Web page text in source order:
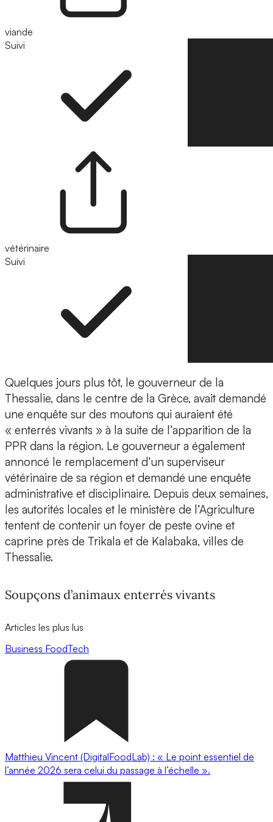
viande
Suivi
vétérinaire
Suivi
Quelques jours plus tôt, le gouverneur de la
Thessalie, dans le centre de la Grèce, avait demandé
une enquête sur des moutons qui auraient été
« enterrés vivants » à la suite de l’apparition de la
PPR dans la région. Le gouverneur a également
annoncé le remplacement d’un superviseur
vétérinaire de sa région et demandé une enquête
administrative et disciplinaire. Depuis deux semaines,
les autorités locales et le ministère de l’Agriculture
tentent de contenir un foyer de peste ovine et
caprine près de Trikala et de Kalabaka, villes de
Thessalie.
Soupçons d’animaux enterrés vivants
Articles les plus lus
Business FoodTech
Matthieu Vincent (DigitalFoodLab) : « Le point essentiel de
l’année 2026 sera celui du passage à l’échelle ».